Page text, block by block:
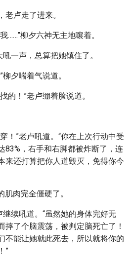
卢走了进来。
……”柳夕六神无主地嚷着。
一声，总算把她镇住了。
夕喘着气说道。
的！”老卢绷着脸说道。
！”老卢吼道。“你在上次行动中受
83%，右手和右脚都被炸断了，连
来还打算把你人道毁灭，免得你今
肌肉完全僵硬了。
继续吼道。“虽然她的身体完好无
摔了个脑震荡，被判定脑死亡了！
不能让她就此死去，所以就将你的
”